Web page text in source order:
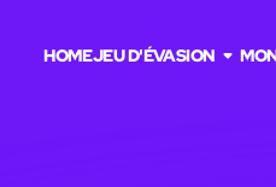
HOMEJEU D'ÉVASION